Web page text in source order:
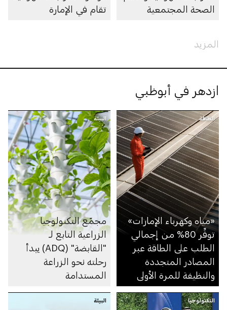
الصحة المجتمعية
تقام في الإمارة
المزيد
ازدهر في أبوظبي
الطاقة
«مياه وكهرباء الإمارات»
توفِّر 80% من إجمالي
الطلب على الطاقة عبر
المصادر المتجددة
والنظيفة للمرة الأولى
البيئة
مجمّع التكنولوجيا
الزراعية التابع لـ
"القابضة" (ADQ) يبدأ
رحلته نحو الزراعة
المستدامة
التكنولوجيا البيئة